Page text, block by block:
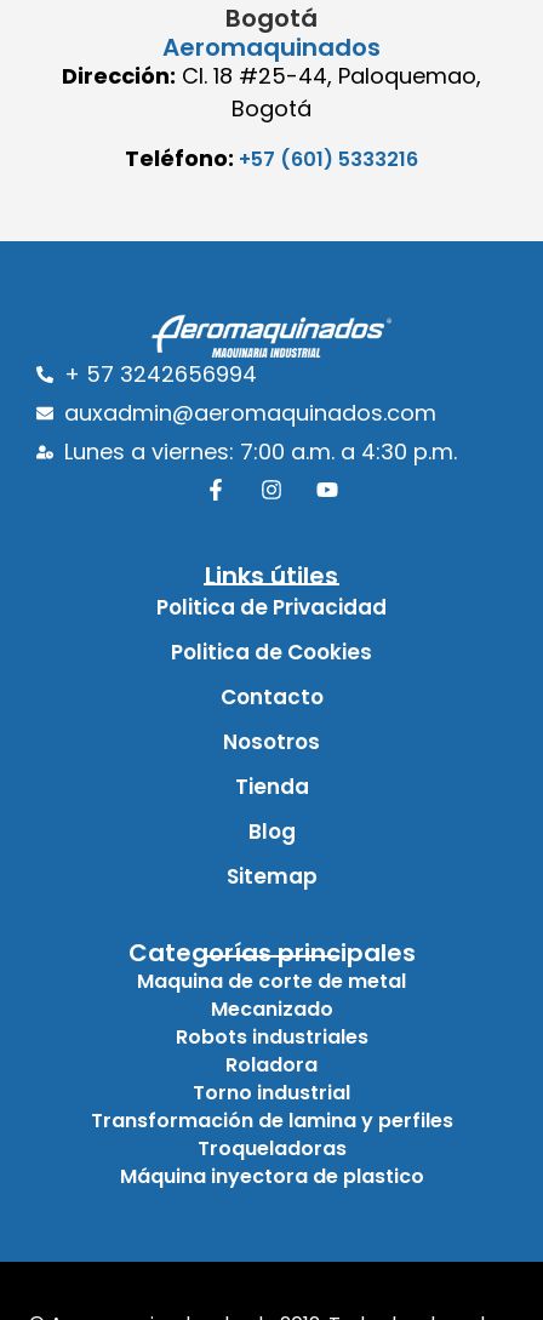
Bogotá
Aeromaquinados
Dirección: Cl. 18 #25-44, Paloquemao,
Bogotá
Teléfono: +57 (601) 5333216
+ 57 3242656994
auxadmin@aeromaquinados.com
Lunes a viernes: 7:00 a.m. a 4:30 p.m.
Links útiles
Politica de Privacidad
Politica de Cookies
Contacto
Nosotros
Tienda
Blog
Sitemap
Categorías principales
Maquina de corte de metal
Mecanizado
Robots industriales
Roladora
Torno industrial
Transformación de lamina y perfiles
Troqueladoras
Máquina inyectora de plastico